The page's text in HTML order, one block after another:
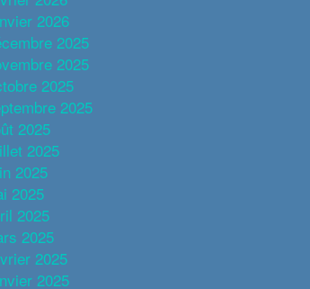
2026
2025
2025
2025
2025
2025
2025
2025
2025
2025
2025
2025
2025